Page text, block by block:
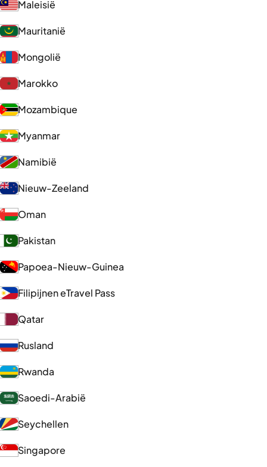
Maleisië
Mauritanië
Mongolië
Marokko
Mozambique
Myanmar
Namibië
Nieuw-Zeeland
Oman
Pakistan
Papoea-Nieuw-Guinea
Filipijnen eTravel Pass
Qatar
Rusland
Rwanda
Saoedi-Arabië
Seychellen
Singapore